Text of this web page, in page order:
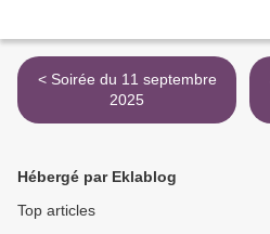
< Soirée du 11 septembre
2025
Hébergé par Eklablog
Top articles